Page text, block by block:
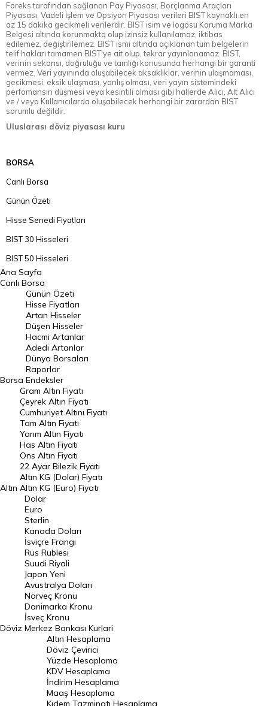
Foreks tarafından sağlanan Pay Piyasası, Borçlanma Araçları
Piyasası, Vadeli İşlem ve Opsiyon Piyasası verileri BIST kaynaklı en
az 15 dakika gecikmeli verilerdir. BIST isim ve logosu Koruma Marka
Belgesi altında korunmakta olup izinsiz kullanılamaz, iktibas
edilemez, değiştirilemez. BIST ismi altında açıklanan tüm belgelerin
telif hakları tamamen BIST'ye ait olup, tekrar yayınlanamaz. BIST,
verinin sekansı, doğruluğu ve tamlığı konusunda herhangi bir garanti
vermez. Veri yayınında oluşabilecek aksaklıklar, verinin ulaşmaması,
gecikmesi, eksik ulaşması, yanlış olması, veri yayın sistemindeki
perfomansın düşmesi veya kesintili olması gibi hallerde Alıcı, Alt Alıcı
ve / veya Kullanıcılarda oluşabilecek herhangi bir zarardan BIST
sorumlu değildir.
Uluslarası döviz piyasası kuru
BORSA
Canlı Borsa
Günün Özeti
Hisse Senedi Fiyatları
BIST 30 Hisseleri
BIST 50 Hisseleri
BIST 100 Hisseleri
En Çok Artan Hisseler
En Çok Düşen Hisseler
Hacmi Artanlar
Geçmiş Kapanışlar
Dünya Borsaları
Raporlar
Endeksler
DÖVİZ
Döviz Kuru
Dolar Kuru
Euro Kuru
Pound Kuru
Frank Kuru
Riyal Kuru
Avustralya Doları
Danimarka Kronu Kuru
Kanada Doları Kuru
Norveç Kronu Kuru
İsveç Kronu Kuru
Japon Yeni Kuru
Serbest Piyasa Döviz Kurları
Ana Sayfa
Canlı Borsa
Borsa
Günün Özeti
Hisse Fiyatları
Artan Hisseler
Düşen Hisseler
Hacmi Artanlar
Adedi Artanlar
Dünya Borsaları
Raporlar
Endeksler
Altın
Gram Altın Fiyatı
Çeyrek Altın Fiyatı
Cumhuriyet Altını Fiyatı
Tam Altın Fiyatı
Yarım Altın Fiyatı
Has Altın Fiyatı
Ons Altın Fiyatı
22 Ayar Bilezik Fiyatı
Altın KG (Dolar) Fiyatı
Altın KG (Euro) Fiyatı
Döviz
Dolar
Euro
Sterlin
Kanada Doları
İsviçre Frangı
Rus Rublesi
Suudi Riyali
Japon Yeni
Avustralya Doları
Norveç Kronu
Danimarka Kronu
İsveç Kronu
Merkez Bankası Kurlari
Altın Hesaplama
Döviz Çevirici
Yüzde Hesaplama
KDV Hesaplama
İndirim Hesaplama
Maaş Hesaplama
Kıdem Tazminatı Hesaplama